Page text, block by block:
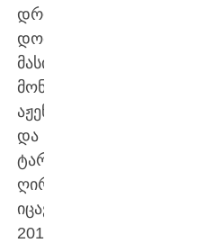
დროს
დომონის,
მასის,
მონტობანის,
აჟენისა
და
ტარბის
ღირსებას
იცავდა.
2016